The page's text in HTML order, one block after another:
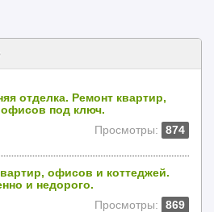
отделка. Ремонт квартир,
под ключ.
Просмотры:
874
офисов и коттеджей.
и недорого.
Просмотры:
869